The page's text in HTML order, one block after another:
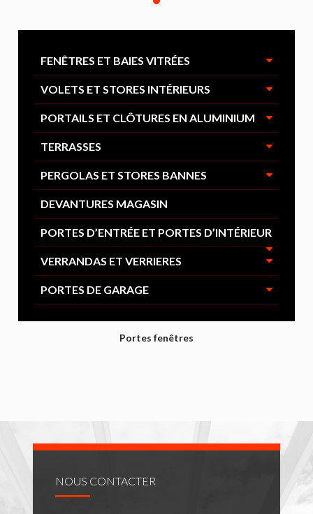
FENÊTRES ET BAIES VITRÉES
VOLETS ET STORES INTÉRIEURS
PORTAILS ET CLÔTURES EN ALUMINIUM
TERRASSES
PERGOLAS ET STORES BANNES
DEVANTURES MAGASIN
PORTES D’ENTRÉE ET PORTES D’INTÉRIEUR
VERRANDAS ET VERRIERES
PORTES DE GARAGE
Portes fenêtres
NOUS CONTACTER